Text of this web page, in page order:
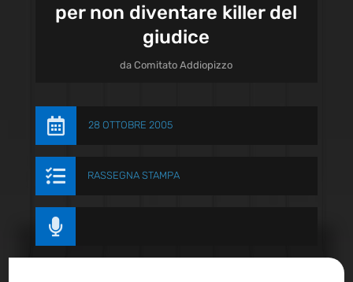
per non diventare killer del
giudice
daComitato Addiopizzo
 28 OTTOBRE 2005
 RASSEGNA STAMPA
